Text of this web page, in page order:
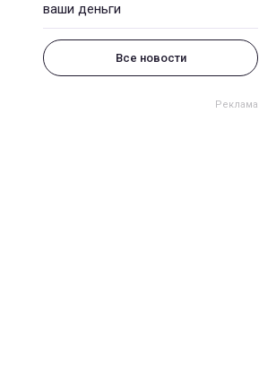
ваши деньги
Все новости